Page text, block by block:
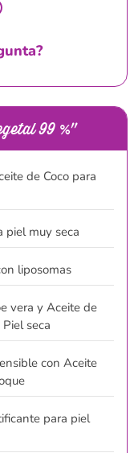
99 %"
de Coco para
piel muy seca
liposomas
vera y Aceite de
seca
con Aceite
para piel